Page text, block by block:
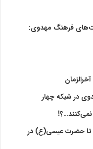
فرهنگ مهدوی:‌
در شبکه چهار
تا حضرت عیسی(ع) در